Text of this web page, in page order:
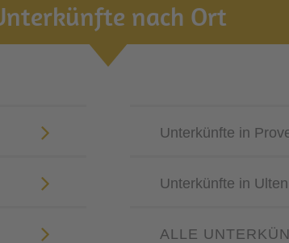
nach Ort
Unterkünfte in
Unterkünfte in Ulten
ALLE